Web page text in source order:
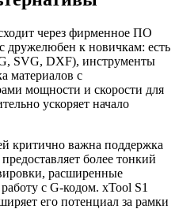
через фирменное ПО
дружелюбен к новичкам: есть
SVG, DXF), инструменты
материалов с
мощности и скорости для
ускоряет начало
критично важна поддержка
более тонкий
расширенные
с G-кодом. xTool S1
его потенциал за рамки